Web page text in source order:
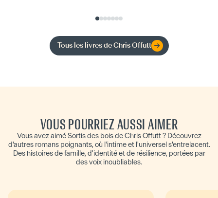
Tous les livres deChris Offutt
VOUS POURRIEZ AUSSI AIMER
Vous avez aimé Sortis des bois de Chris Offutt ? Découvrez
d'autres romans poignants, où l'intime et l'universel s'entrelacent.
Des histoires de famille, d'identité et de résilience, portées par
des voix inoubliables.